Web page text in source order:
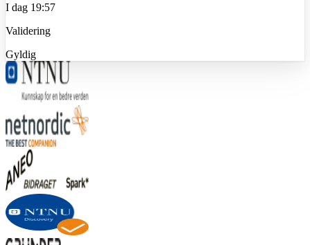
I dag 19:57
Validering
Gyldig